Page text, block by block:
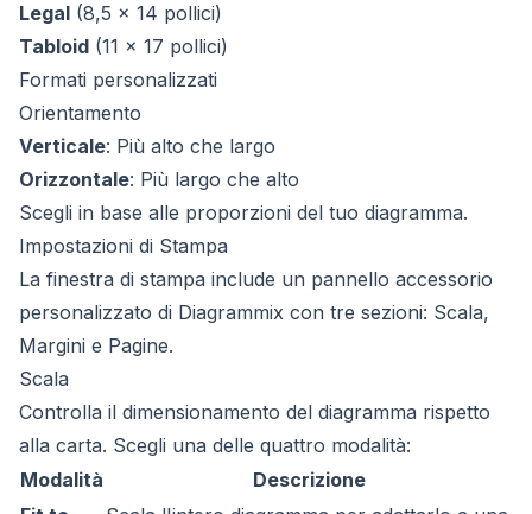
Legal (8,5 × 14 pollici)
Tabloid (11 × 17 pollici)
Formati personalizzati
Orientamento
Verticale: Più alto che largo
Orizzontale: Più largo che alto
Scegli in base alle proporzioni del tuo diagramma.
Impostazioni di Stampa
La finestra di stampa include un pannello accessorio
personalizzato di Diagrammix con tre sezioni: Scala,
Margini e Pagine.
Scala
Controlla il dimensionamento del diagramma rispetto
alla carta. Scegli una delle quattro modalità:
Modalità
Descrizione